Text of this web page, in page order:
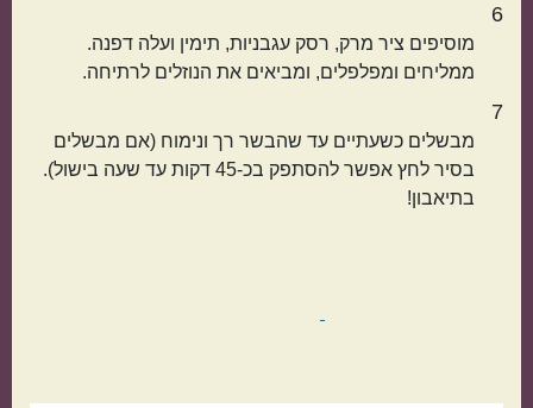
6
מוסיפים ציר מרק, רסק עגבניות, תימין ועלה דפנה.
ממליחים ומפלפלים, ומביאים את הנוזלים לרתיחה.
7
מבשלים כשעתיים עד שהבשר רך ונימוח (אם מבשלים
בסיר לחץ אפשר להסתפק בכ-45 דקות עד שעה בישול).
בתיאבון!